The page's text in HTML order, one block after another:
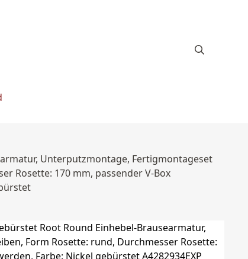
Unterputzmontage, Fertigmontageset
Rosette: 170 mm, passender V-Box